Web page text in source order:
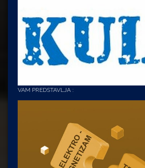
VAM PREDSTAVLJA :